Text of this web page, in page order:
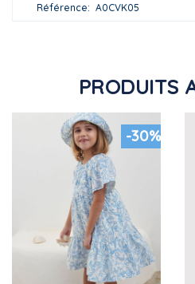
Référence
A0CVK05
PRODUITS
-30%